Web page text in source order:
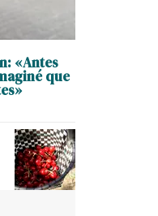
«Antes
que